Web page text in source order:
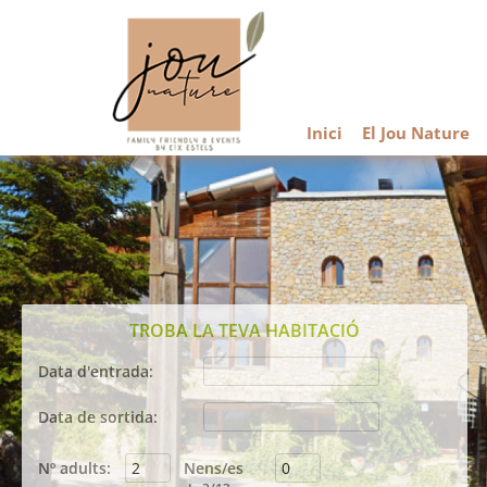
Inici El Jou Nature
TROBA LA TEVA HABITACIÓ
Data d'entrada:
Agost 2026
dil dim dmc dij dis diu
27 28 29 30 31 1 2
Data de sortida:
Agost 2026
dil dim dmc dij div dis diu
Nº adults: Nens/es